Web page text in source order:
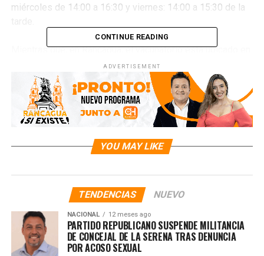
miércoles de 14:00 a 16:30 y viernes: 14:00 a 15:30 de la
Mientras que, en Rancagua, el vacunatorio está ubicado en
el Hospital Regional Libertador Bernardo O’Higgins
específicamente en el piso 2, BOX 18 CAE y los horarios
de atención son de lunes a viernes de 10:30 a 13:00 y
14.00 a 16:15.
CONTINUE READING
ADVERTISEMENT
YOU MAY LIKE
TENDENCIAS NUEVO
NACIONAL 12 meses ago
PARTIDO REPUBLICANO SUSPENDE MILITANCIA
DE CONCEJAL DE LA SERENA TRAS DENUNCIA
POR ACOSO SEXUAL